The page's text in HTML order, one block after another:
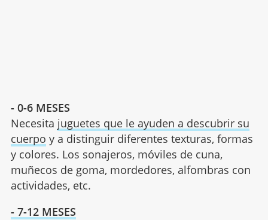
- 0-6 MESES
Necesita juguetes que le ayuden a descubrir su
cuerpo y a distinguir diferentes texturas, formas
y colores. Los sonajeros, móviles de cuna,
muñecos de goma, mordedores, alfombras con
actividades, etc.
- 7-12 MESES